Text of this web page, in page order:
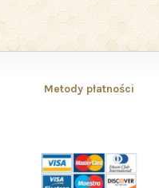
Metody płatności